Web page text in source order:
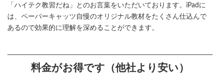
「ハイテク教習だね」とのお言葉をいただいております。iPadに
は、ペーパーキャッツ自慢のオリジナル教材をたくさん仕込んで
あるので効果的に理解を深めることができます。
料金がお得です（他社より安い）